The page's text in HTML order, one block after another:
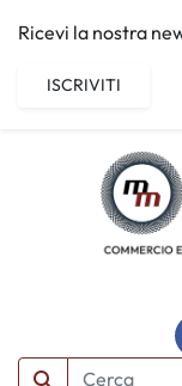
Ricevi la nostra
ISCRIVITI